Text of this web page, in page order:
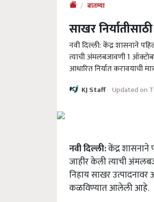
बातम्या
साखर
नवी दिल्ली: केंद्र शासनाने
त्याची अंमलबजावणी 1
आधारित निर्यात करावयाची
KJ Staff Updated on
नवी दिल्ली:केंद्र शासनाने
जाहीर केली त्याची
निहाय साखर उत्पादनावर
कळविण्यात आलेली आहे.